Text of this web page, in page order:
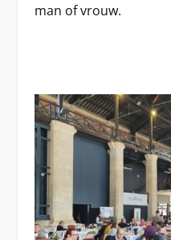
man of vrouw.